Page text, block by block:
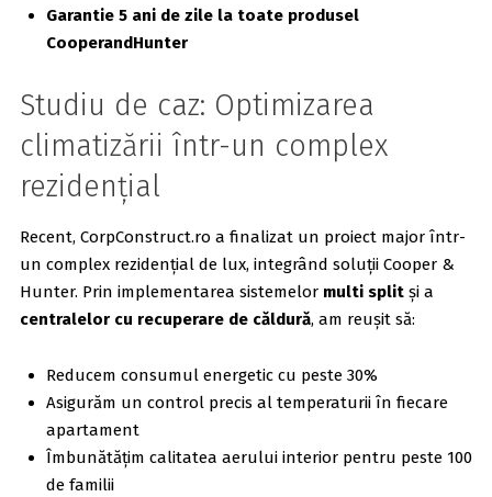
Garantie 5 ani de zile la toate produsel
CooperandHunter
Studiu de caz: Optimizarea
climatizării într-un complex
rezidențial
Recent, CorpConstruct.ro a finalizat un proiect major într-
un complex rezidențial de lux, integrând soluții Cooper &
Hunter. Prin implementarea sistemelor multi splitși a
centralelor cu recuperare de căldură, am reușit să:
Reducem consumul energetic cu peste 30%
Asigurăm un control precis al temperaturii în fiecare
apartament
Îmbunătățim calitatea aerului interior pentru peste 100
de familii